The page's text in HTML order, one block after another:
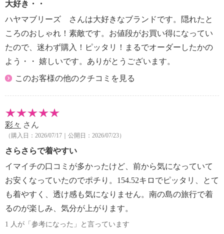
大好き・・
ハヤマブリーズ さんは大好きなブランドです。隠れたと
ころのおしゃれ！素敵です。お値段がお買い得になってい
たので、迷わず購入！ピッタリ！まるでオーダーしたかの
よう・・ 嬉しいです。ありがとうございます。
このお客様の他のクチコミを見る
彩々 さん
（購入日：2026/07/17｜公開日：2026/07/23）
さらさらで着やすい
イマイチの口コミが多かったけど、前から気になっていて
お安くなっていたのでポチり。154.52キロでピッタリ、とて
も着やすく、透け感も気になりません。南の島の旅行で着
るのが楽しみ、気分が上がります。
1 人が「参考になった」と言っています